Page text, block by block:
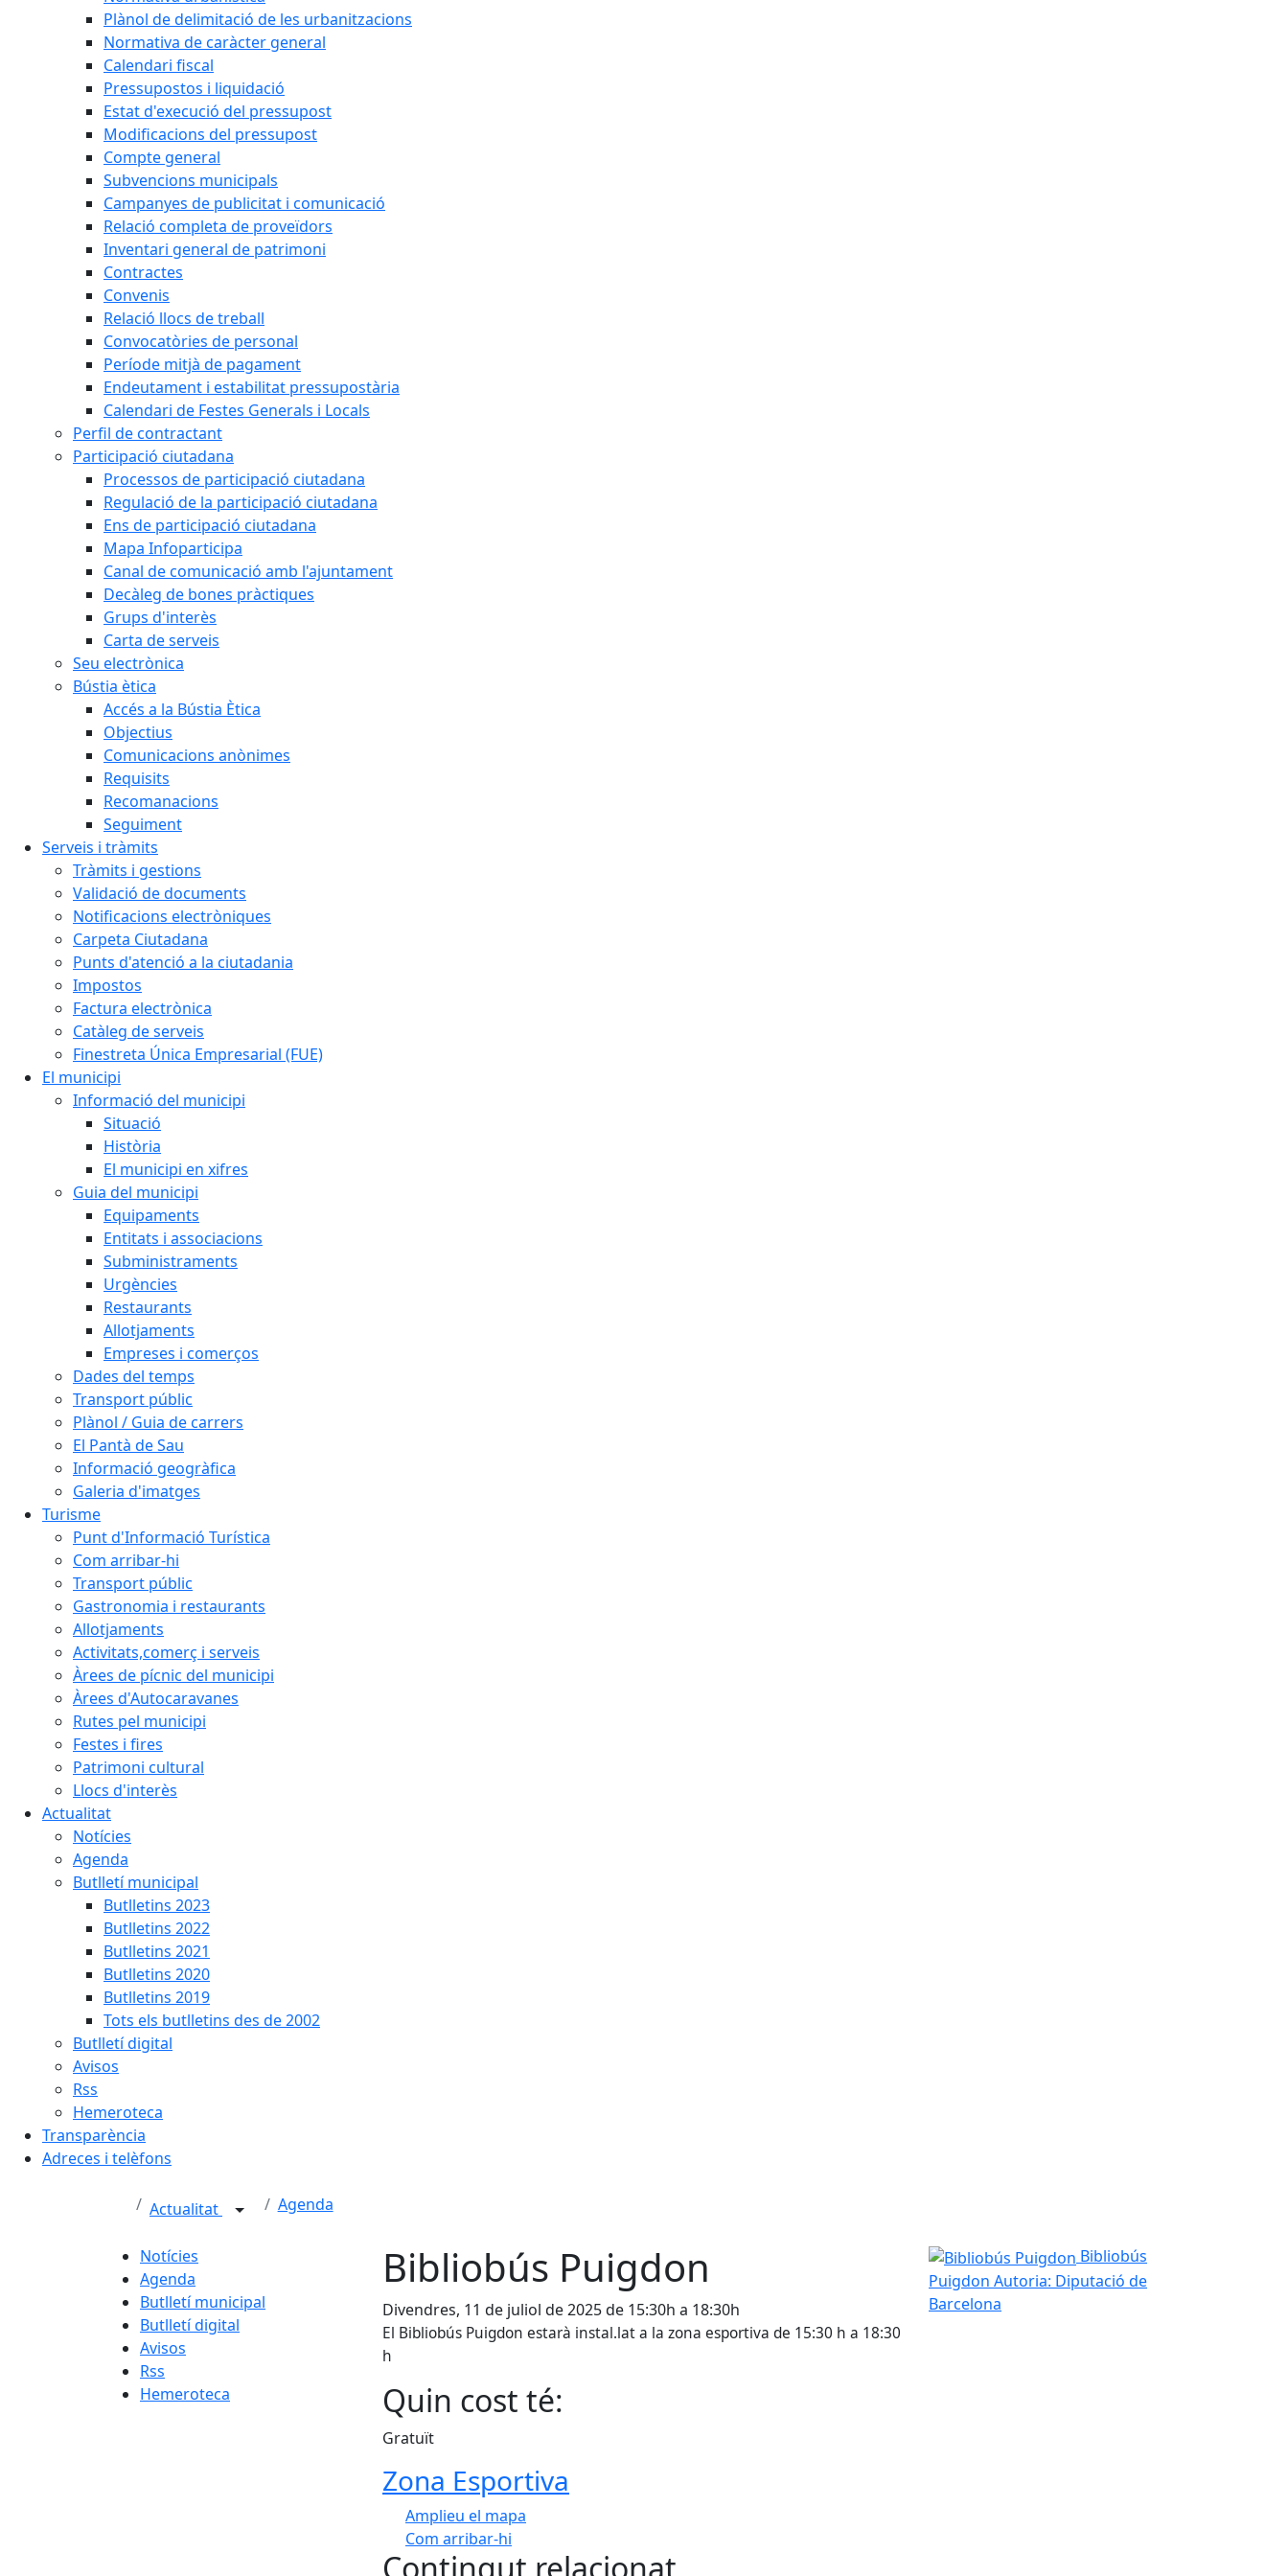
Plànol de delimitació de les urbanitzacions
Normativa de caràcter general
Calendari fiscal
Pressupostos i liquidació
Estat d'execució del pressupost
Modificacions del pressupost
Compte general
Subvencions municipals
Campanyes de publicitat i comunicació
Relació completa de proveïdors
Inventari general de patrimoni
Contractes
Convenis
Relació llocs de treball
Convocatòries de personal
Període mitjà de pagament
Endeutament i estabilitat pressupostària
Calendari de Festes Generals i Locals
Perfil de contractant
Participació ciutadana
Processos de participació ciutadana
Regulació de la participació ciutadana
Ens de participació ciutadana
Mapa Infoparticipa
Canal de comunicació amb l'ajuntament
Decàleg de bones pràctiques
Grups d'interès
Carta de serveis
Seu electrònica
Bústia ètica
Accés a la Bústia Ètica
Objectius
Comunicacions anònimes
Requisits
Recomanacions
Seguiment
Serveis i tràmits
Tràmits i gestions
Validació de documents
Notificacions electròniques
Carpeta Ciutadana
Punts d'atenció a la ciutadania
Impostos
Factura electrònica
Catàleg de serveis
Finestreta Única Empresarial (FUE)
El municipi
Informació del municipi
Situació
Història
El municipi en xifres
Guia del municipi
Equipaments
Entitats i associacions
Subministraments
Urgències
Restaurants
Allotjaments
Empreses i comerços
Dades del temps
Transport públic
Plànol / Guia de carrers
El Pantà de Sau
Informació geogràfica
Galeria d'imatges
Turisme
Punt d'Informació Turística
Com arribar-hi
Transport públic
Gastronomia i restaurants
Allotjaments
Activitats,comerç i serveis
Àrees de pícnic del municipi
Àrees d'Autocaravanes
Rutes pel municipi
Festes i fires
Patrimoni cultural
Llocs d'interès
Actualitat
Notícies
Agenda
Butlletí municipal
Butlletins 2023
Butlletins 2022
Butlletins 2021
Butlletins 2020
Butlletins 2019
Tots els butlletins des de 2002
Butlletí digital
Avisos
Rss
Hemeroteca
Transparència
Adreces i telèfons
Actualitat Agenda
Notícies
Agenda
Butlletí municipal
Butlletí digital
Avisos
Rss
Hemeroteca
Bibliobús Puigdon
Divendres, 11 de juliol de 2025 de 15:30h a 18:30h
El Bibliobús Puigdon estarà instal.lat a la zona esportiva de 15:30 h a 18:30
h
Quin cost té:
Gratuït
Zona Esportiva
Amplieu el mapa
Com arribar-hi
Bibliobús Puigdon
Bibliobús
Puigdon Autoria: Diputació de
Barcelona